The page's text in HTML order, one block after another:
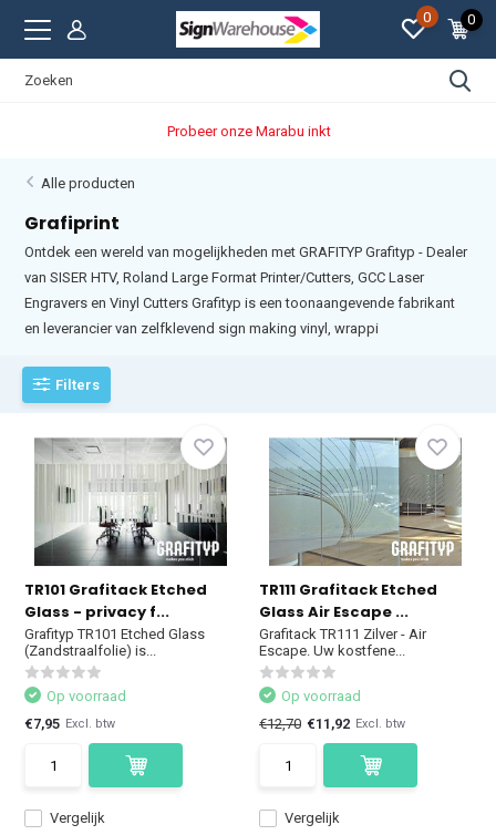
0 0
Probeer onze Marabu inkt
Alle producten
Grafiprint
Ontdek een wereld van mogelijkheden met GRAFITYP Grafityp - Dealer
van SISER HTV, Roland Large Format Printer/Cutters, GCC Laser
Engravers en Vinyl Cutters Grafityp is een toonaangevende fabrikant
en leverancier van zelfklevend sign making vinyl, wrappi
Filters
TR101 Grafitack Etched
Glass - privacy f...
Grafityp TR101 Etched Glass
(Zandstraalfolie) is...
Vergelijk
Op voorraad
€7,95 Excl. btw
TR111 Grafitack Etched
Glass Air Escape ...
Grafitack TR111 Zilver - Air
Escape. Uw kostfene...
Vergelijk
Op voorraad
€12,70 €11,92 Excl. btw